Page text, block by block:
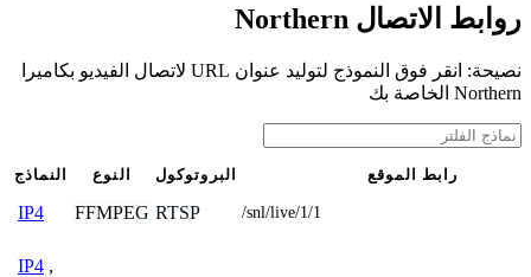
روابط الاتصال Northern
نصيحة: انقر فوق النموذج لتوليد عنوان URL لاتصال الفيديو بكاميرا
Northern الخاصة بك
النماذج النوع البروتوكول رابط الموقع
IP4 FFMPEG RTSP /snl/live/1/1
IP4 ,